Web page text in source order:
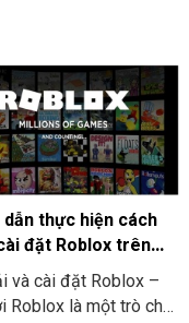
dẫn thực hiện cách
đặt Roblox trên
thật đơn giản
và cài đặt Roblox –
Roblox là một trò chơi